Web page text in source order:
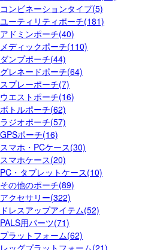
コンビネーションタイプ(5)
ユーティリティポーチ(181)
アドミンポーチ(40)
メディックポーチ(110)
ダンプポーチ(44)
グレネードポーチ(64)
スプレーポーチ(7)
ウエストポーチ(16)
ボトルポーチ(62)
ラジオポーチ(57)
GPSポーチ(16)
スマホ・PCケース(30)
スマホケース(20)
PC・タブレットケース(10)
その他のポーチ(89)
アクセサリー(322)
ドレスアップアイテム(52)
PALS用パーツ(71)
プラットフォーム(62)
レッグプラットフォーム(21)